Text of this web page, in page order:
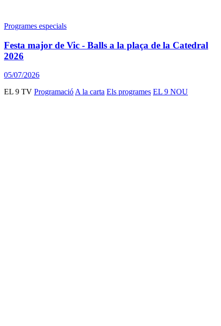
Programes especials
Festa major de Vic - Balls a la plaça de la Catedral
2026
05/07/2026
EL 9 TV Programació A la carta Els programes EL 9 NOU